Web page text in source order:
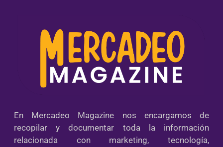
En Mercadeo Magazine nos encargamos de
recopilar y documentar toda la información
relacionada con marketing, tecnología,